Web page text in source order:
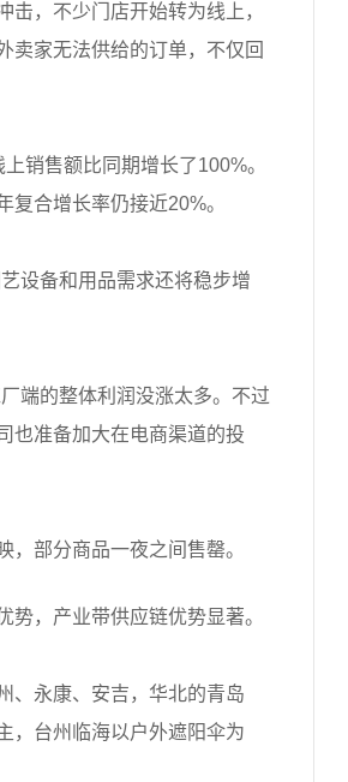
，不少门店开始转为线上，
卖家无法供给的订单，不仅回
销售额比同期增长了100%。
合增长率仍接近20%。
设备和用品需求还将稳步增
端的整体利润没涨太多。不过
也准备加大在电商渠道的投
部分商品一夜之间售罄。
，产业带供应链优势显著。
、永康、安吉，华北的青岛
，台州临海以户外遮阳伞为